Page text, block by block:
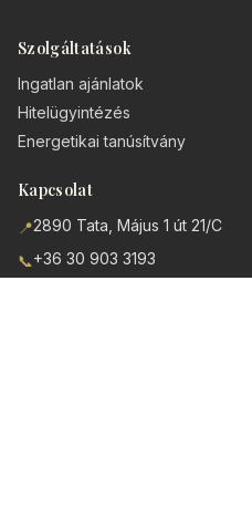
Szolgáltatások
Ingatlan ajánlatok
Hitelügyintézés
Energetikai tanúsítvány
Kapcsolat
📍2890 Tata, Május 1 út 21/C
📞+36 30 903 3193